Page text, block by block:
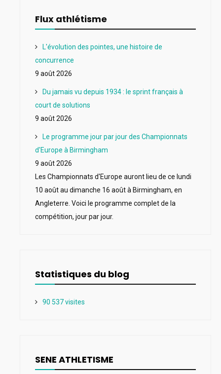
Flux athlétisme
L'évolution des pointes, une histoire de
concurrence
9 août 2026
Du jamais vu depuis 1934 : le sprint français à
court de solutions
9 août 2026
Le programme jour par jour des Championnats
d'Europe à Birmingham
9 août 2026
Les Championnats d'Europe auront lieu de ce lundi
10 août au dimanche 16 août à Birmingham, en
Angleterre. Voici le programme complet de la
compétition, jour par jour.
Statistiques du blog
90 537 visites
SENE ATHLETISME